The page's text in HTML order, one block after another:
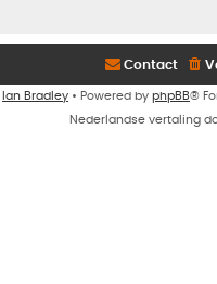
Contact
Ian Bradley • Powered by phpBB®
Nederlandse vertaling